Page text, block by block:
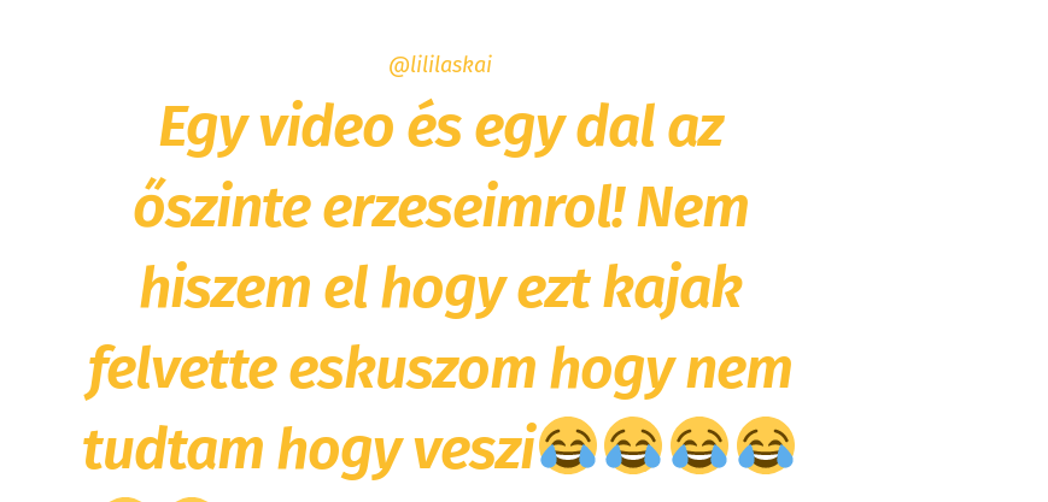
@lililaskai
Egy video és egy dal az
őszinte erzeseimrol! Nem
hiszem el hogy ezt kajak
felvette eskuszom hogy nem
tudtam hogy veszi